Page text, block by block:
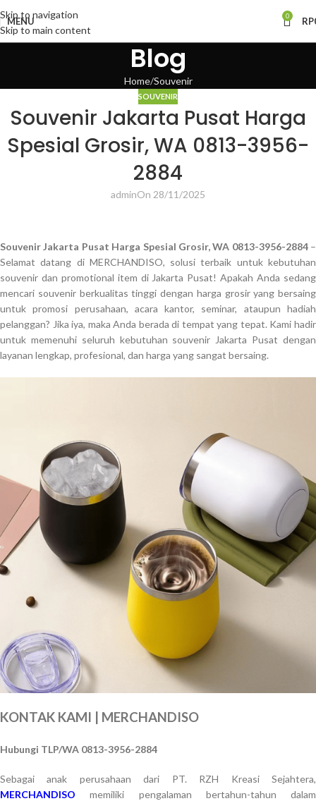
Skip to navigation
Skip to main content
MENU 0 RP
Blog
Home Souvenir
SOUVENIR
Souvenir Jakarta Pusat Harga
Spesial Grosir, WA 0813-3956-
2884
adminOn 28/11/2025
Souvenir Jakarta Pusat Harga Spesial Grosir, WA 0813-3956-2884–
Selamat datang di MERCHANDISO, solusi terbaik untuk kebutuhan
souvenir dan promotional item di Jakarta Pusat! Apakah Anda sedang
mencari souvenir berkualitas tinggi dengan harga grosir yang bersaing
untuk promosi perusahaan, acara kantor, seminar, ataupun hadiah
pelanggan? Jika iya, maka Anda berada di tempat yang tepat. Kami hadir
untuk memenuhi seluruh kebutuhan souvenir Jakarta Pusat dengan
layanan lengkap, profesional, dan harga yang sangat bersaing.
KONTAK KAMI | MERCHANDISO
Hubungi TLP/WA 0813-3956-2884
Sebagai anak perusahaan dari PT. RZH Kreasi Sejahtera,
MERCHANDISO memiliki pengalaman bertahun-tahun dalam